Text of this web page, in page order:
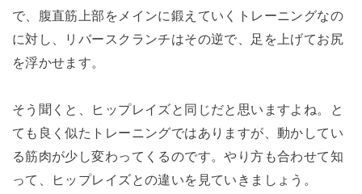
で、腹直筋上部をメインに鍛えていくトレーニングなの
に対し、リバースクランチはその逆で、足を上げてお尻
を浮かせます。
そう聞くと、ヒップレイズと同じだと思いますよね。と
ても良く似たトレーニングではありますが、動かしてい
る筋肉が少し変わってくるのです。やり方も合わせて知
って、ヒップレイズとの違いを見ていきましょう。